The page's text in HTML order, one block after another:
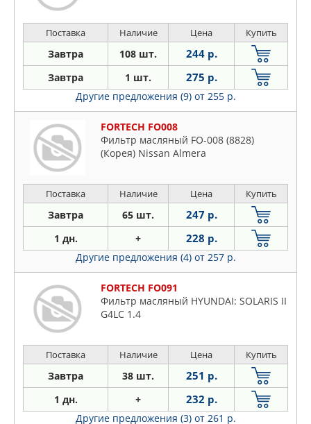
Поставка Наличие Цена Купить
Завтра 108 шт. 244 р.
Завтра 1 шт. 275 р.
Другие предложения (9) от 255 р.
FORTECH FO008
Фильтр масляный FO-008 (8828)
(Корея) Nissan Almera
Поставка Наличие Цена Купить
Завтра 65 шт. 247 р.
1 дн. + 228 р.
Другие предложения (4) от 257 р.
FORTECH FO091
Фильтр масляный HYUNDAI: SOLARIS II
G4LC 1.4
Поставка Наличие Цена Купить
Завтра 38 шт. 251 р.
1 дн. + 232 р.
Другие предложения (3) от 261 р.